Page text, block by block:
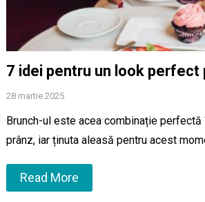
7 idei pentru un look perfect
28 martie 2025
Brunch-ul este acea combinație
prânz, iar ținuta aleasă pentru acest
Read More